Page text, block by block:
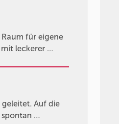
für eigene
leckerer …
Auf die
spontan …